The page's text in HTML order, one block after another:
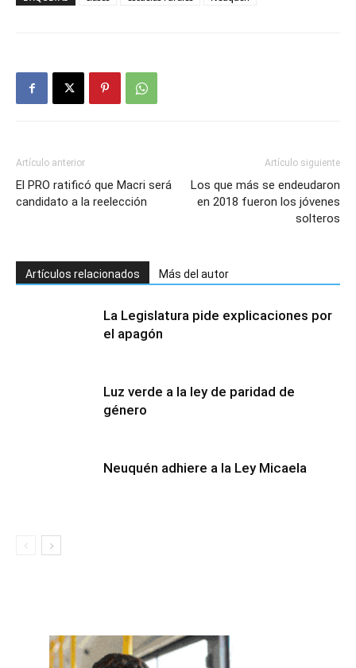
Artículo anterior
El PRO ratificó que Macri será
candidato a la reelección
Artículo siguiente
Los que más se endeudaron
en 2018 fueron los jóvenes
solteros
Artículos relacionados Más del autor
La Legislatura pide explicaciones por
el apagón
Luz verde a la ley de paridad de
género
Neuquén adhiere a la Ley Micaela